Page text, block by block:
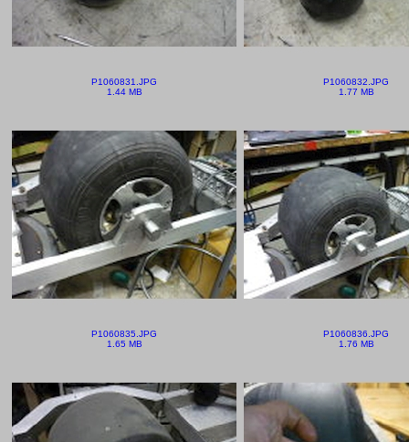
P1060831.JPG
1.44 MB
P1060832.JPG
1.77 MB
P1060835.JPG
1.65 MB
P1060836.JPG
1.76 MB